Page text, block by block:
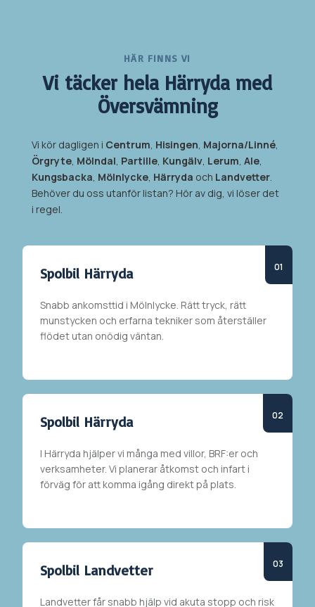
HÄR FINNS VI
Vi täcker hela Härryda med
Översvämning
Vi kör dagligen i Centrum, Hisingen, Majorna/Linné,
Örgryte, Mölndal, Partille, Kungälv, Lerum, Ale,
Kungsbacka, Mölnlycke, Härryda och Landvetter.
Behöver du oss utanför listan? Hör av dig, vi löser det
i regel.
Spolbil Härryda
Snabb ankomsttid i Mölnlycke. Rätt tryck, rätt
munstycken och erfarna tekniker som återställer
flödet utan onödig väntan.
Spolbil Härryda
I Härryda hjälper vi många med villor, BRF:er och
verksamheter. Vi planerar åtkomst och infart i
förväg för att komma igång direkt på plats.
Spolbil Landvetter
Landvetter får snabb hjälp vid akuta stopp och risk